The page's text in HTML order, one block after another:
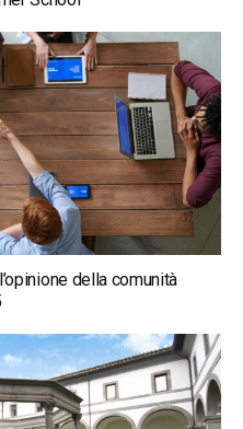
della comunità